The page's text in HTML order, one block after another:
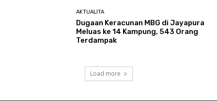
AKTUALITA
Dugaan Keracunan MBG di Jayapura
Meluas ke 14 Kampung, 543 Orang
Terdampak
Load more